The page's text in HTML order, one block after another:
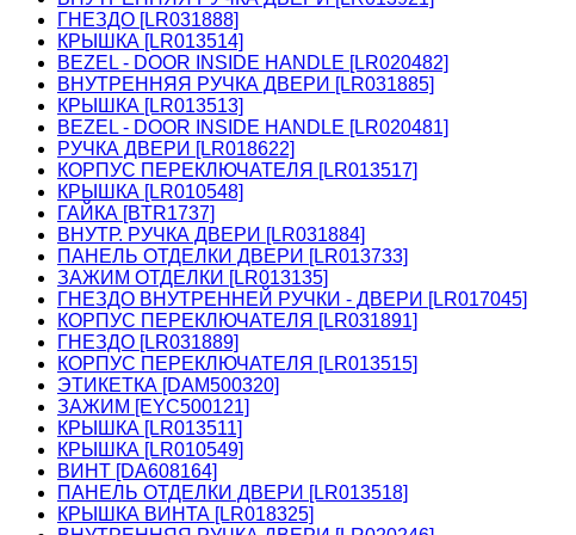
ГНЕЗДО [LR031888]
КРЫШКА [LR013514]
BEZEL - DOOR INSIDE HANDLE [LR020482]
ВНУТРЕННЯЯ РУЧКА ДВЕРИ [LR031885]
КРЫШКА [LR013513]
BEZEL - DOOR INSIDE HANDLE [LR020481]
РУЧКА ДВЕРИ [LR018622]
КОРПУС ПЕРЕКЛЮЧАТЕЛЯ [LR013517]
КРЫШКА [LR010548]
ГАЙКА [BTR1737]
ВНУТР. РУЧКА ДВЕРИ [LR031884]
ПАНЕЛЬ ОТДЕЛКИ ДВЕРИ [LR013733]
ЗАЖИМ ОТДЕЛКИ [LR013135]
ГНЕЗДО ВНУТРЕННЕЙ РУЧКИ - ДВЕРИ [LR017045]
КОРПУС ПЕРЕКЛЮЧАТЕЛЯ [LR031891]
ГНЕЗДО [LR031889]
КОРПУС ПЕРЕКЛЮЧАТЕЛЯ [LR013515]
ЭТИКЕТКА [DAM500320]
ЗАЖИМ [EYC500121]
КРЫШКА [LR013511]
КРЫШКА [LR010549]
ВИНТ [DA608164]
ПАНЕЛЬ ОТДЕЛКИ ДВЕРИ [LR013518]
КРЫШКА ВИНТА [LR018325]